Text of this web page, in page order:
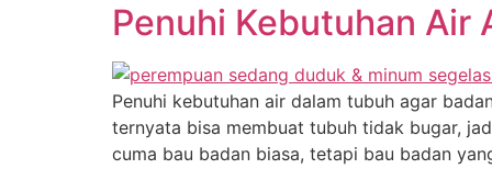
Penuhi Kebutuhan Air
Penuhi kebutuhan air dalam tubuh agar
ternyata bisa membuat tubuh tidak bugar,
cuma bau badan biasa, tetapi bau badan